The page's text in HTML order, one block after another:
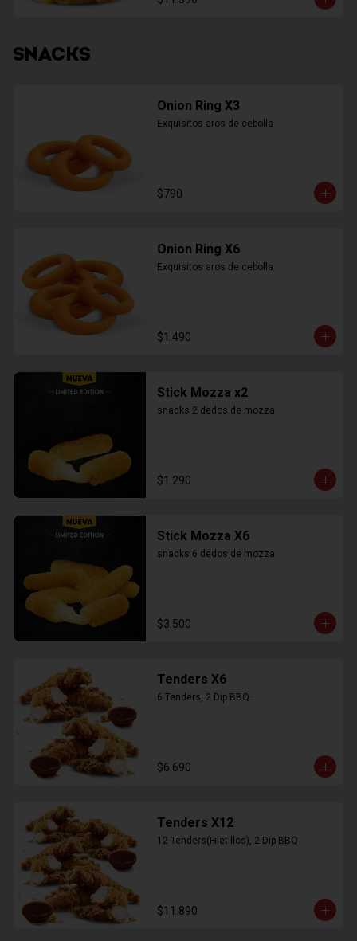
SNACKS
Onion Ring X3
Exquisitos aros de cebolla
$790
Onion Ring X6
Exquisitos aros de cebolla
$1.490
Stick Mozza x2
snacks 2 dedos de mozza
$1.290
Stick Mozza X6
snacks 6 dedos de mozza
$3.500
Tenders X6
6 Tenders, 2 Dip BBQ..
$6.690
Tenders X12
12 Tenders(Filetillos), 2 Dip BBQ
$11.890